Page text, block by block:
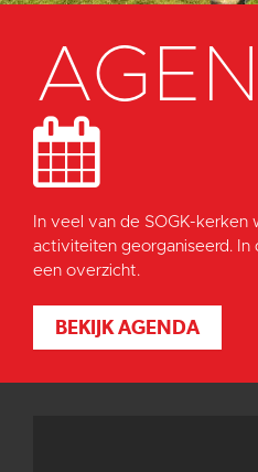
In veel van de SOGK-kerken
activiteiten georganiseerd. In
een overzicht.
BEKIJK AGENDA